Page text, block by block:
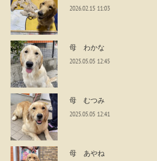
2026.02.15 11:03
母 わかな
2025.05.05 12:45
母 むつみ
2025.05.05 12:41
母 あやね